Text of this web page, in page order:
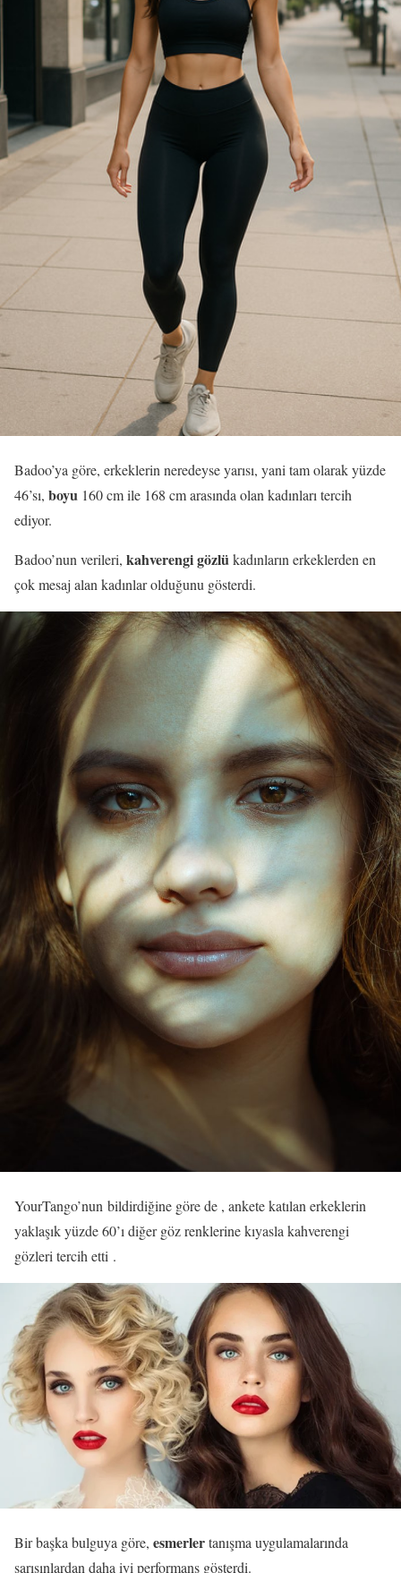
Badoo’ya göre, erkeklerin neredeyse yarısı, yani tam olarak yüzde
46’sı, boyu 160 cm ile 168 cm arasında olan kadınları tercih
ediyor.
Badoo’nun verileri, kahverengi gözlükadınların erkeklerden en
çok mesaj alan kadınlar olduğunu gösterdi.
YourTango’nun bildirdiğine göre de , ankete katılan erkeklerin
yaklaşık yüzde 60’ı diğer göz renklerine kıyasla kahverengi
gözleri tercih etti .
Bir başka bulguya göre, esmerlertanışma uygulamalarında
sarışınlardan daha iyi performans gösterdi.